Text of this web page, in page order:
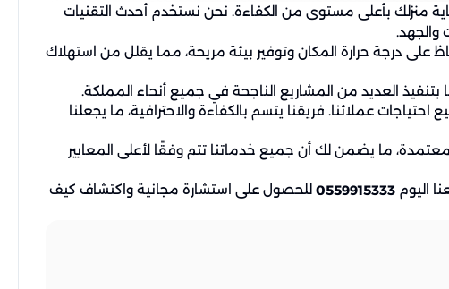
منزلك بأعلى مستوى من الكفاءة. نحن نستخدم أحدث التقنيات
والجهد.
درجة حرارة المكان وتوفير بيئة مريحة، مما يقلل من استهلاك
العديد من المشاريع الناجحة في جميع أنحاء المملكة.
عملائنا. فريقنا يتسم بالكفاءة والاحترافية، ما يجعلنا
ما يضمن لك أن جميع خدماتنا تتم وفقًا لأعلى المعايير
اليوم 0559915333 للحصول على استشارة مجانية واكتشاف كيف